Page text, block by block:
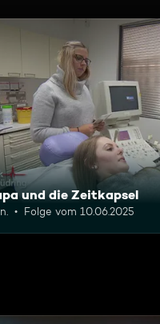
und die Zeitkapsel
Folge vom 10.06.2025